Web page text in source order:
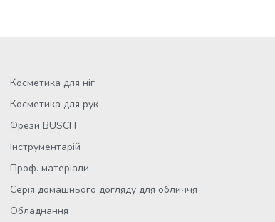
Косметика для ніг
Косметика для рук
Фрези BUSCH
Інструментарій
Проф. матеріали
Серія домашнього догляду для обличчя
Обладнання